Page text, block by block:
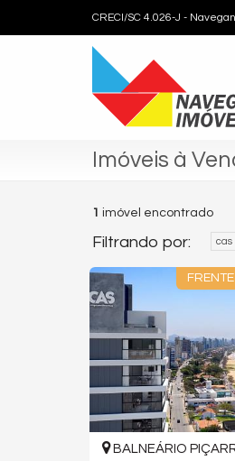
CRECI/SC 4.026-J -
Imóveis à
1 imóvel encontrado
Filtrando por: cas
BALNEÁRIO